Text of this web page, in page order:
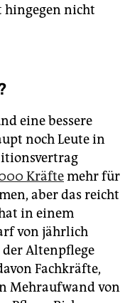
hingegen nicht
eine bessere
noch Leute in
Kräftemehr für
aber das reicht
in einem
von jährlich
Altenpflege
Fachkräfte,
Mehraufwand von